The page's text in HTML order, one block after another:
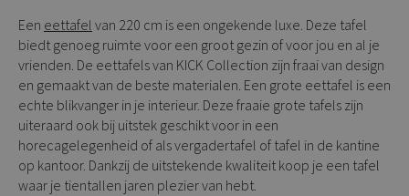
Een eettafel van 220 cm is een ongekende luxe. Deze tafel
biedt genoeg ruimte voor een groot gezin of voor jou en al je
vrienden. De eettafels van KICK Collection zijn fraai van design
en gemaakt van de beste materialen. Een grote eettafel is een
echte blikvanger in je interieur. Deze fraaie grote tafels zijn
uiteraard ook bij uitstek geschikt voor in een
horecagelegenheid of als vergadertafel of tafel in de kantine
op kantoor. Dankzij de uitstekende kwaliteit koop je een tafel
waar je tientallen jaren plezier van hebt.